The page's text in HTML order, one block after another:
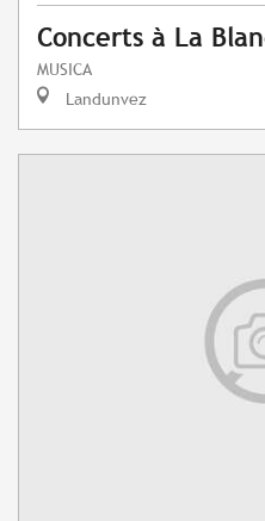
Concerts à La
MUSICA
Landunvez